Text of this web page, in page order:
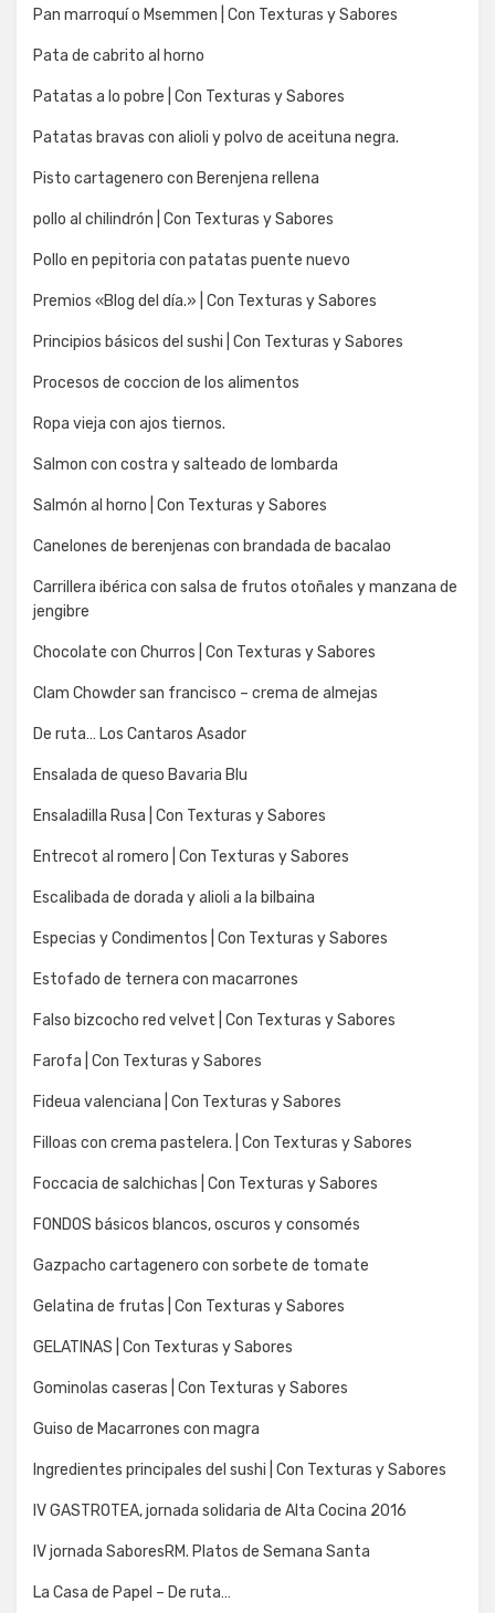
Pan marroquí o Msemmen | Con Texturas y Sabores
Pata de cabrito al horno
Patatas a lo pobre | Con Texturas y Sabores
Patatas bravas con alioli y polvo de aceituna negra.
Pisto cartagenero con Berenjena rellena
pollo al chilindrón | Con Texturas y Sabores
Pollo en pepitoria con patatas puente nuevo
Premios «Blog del día.» | Con Texturas y Sabores
Principios básicos del sushi | Con Texturas y Sabores
Procesos de coccion de los alimentos
Ropa vieja con ajos tiernos.
Salmon con costra y salteado de lombarda
Salmón al horno | Con Texturas y Sabores
Canelones de berenjenas con brandada de bacalao
Carrillera ibérica con salsa de frutos otoñales y manzana de
jengibre
Chocolate con Churros | Con Texturas y Sabores
Clam Chowder san francisco – crema de almejas
De ruta… Los Cantaros Asador
Ensalada de queso Bavaria Blu
Ensaladilla Rusa | Con Texturas y Sabores
Entrecot al romero | Con Texturas y Sabores
Escalibada de dorada y alioli a la bilbaina
Especias y Condimentos | Con Texturas y Sabores
Estofado de ternera con macarrones
Falso bizcocho red velvet | Con Texturas y Sabores
Farofa | Con Texturas y Sabores
Fideua valenciana | Con Texturas y Sabores
Filloas con crema pastelera. | Con Texturas y Sabores
Foccacia de salchichas | Con Texturas y Sabores
FONDOS básicos blancos, oscuros y consomés
Gazpacho cartagenero con sorbete de tomate
Gelatina de frutas | Con Texturas y Sabores
GELATINAS | Con Texturas y Sabores
Gominolas caseras | Con Texturas y Sabores
Guiso de Macarrones con magra
Ingredientes principales del sushi | Con Texturas y Sabores
IV GASTROTEA, jornada solidaria de Alta Cocina 2016
IV jornada SaboresRM. Platos de Semana Santa
La Casa de Papel – De ruta…